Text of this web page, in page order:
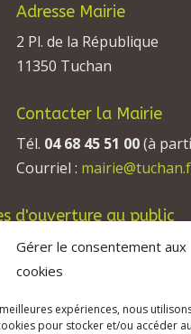
Gérer le consentement aux
cookies
expériences, nous
pour stocker et/ou accéder
Adresse Mairie
2 Pl. de la République
11350 Tuchan
Contacter la Mairie
Tél. 04 68 45 51 00(à
Courriel :
d'ouverture au public
mardis et jeudis : de 8h à
17h30.
: de 8h à 12h.